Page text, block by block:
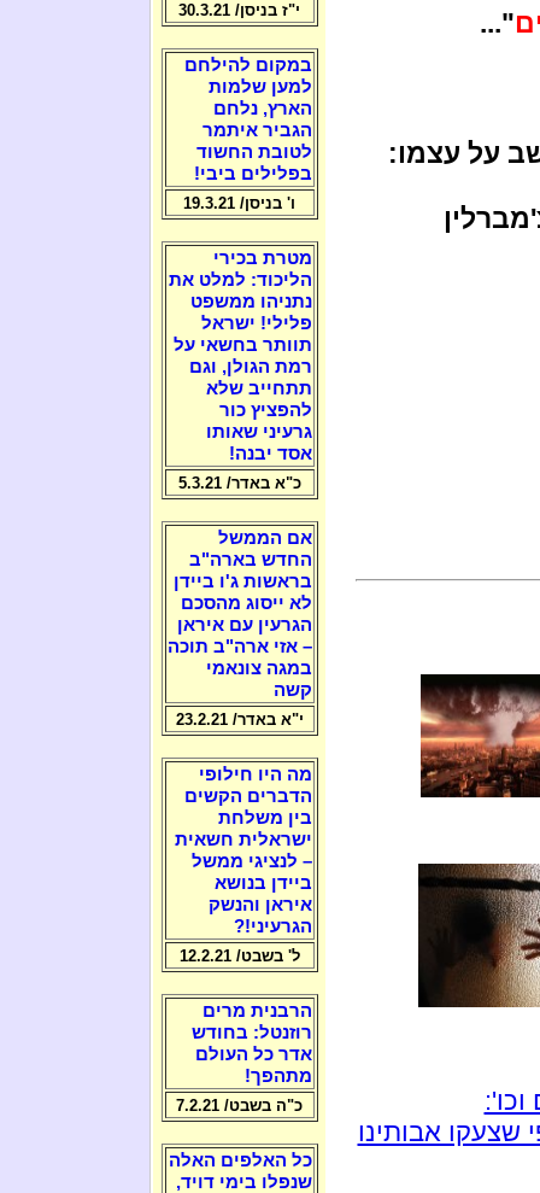
"...
על עצמו:
אבותינו
י"ז בניסן/ 30.3.21
במקום להילחם
למען שלמות
הארץ, נלחם
הגביר איתמר
לטובת החשוד
בפלילים ביבי!
ו' בניסן/ 19.3.21
מטרת בכירי
הליכוד: למלט את
נתניהו ממשפט
פלילי! ישראל
תוותר בחשאי על
רמת הגולן, וגם
תתחייב שלא
להפציץ כור
גרעיני שאותו
אסד יבנה!
כ"א באדר/ 5.3.21
אם הממשל
החדש בארה"ב
בראשות ג'ו ביידן
לא ייסוג מהסכם
הגרעין עם איראן
– אזי ארה"ב תוכה
במגה צונאמי
קשה
י"א באדר/ 23.2.21
מה היו חילופי
הדברים הקשים
בין משלחת
ישראלית חשאית
– לנציגי ממשל
ביידן בנושא
איראן והנשק
הגרעיני!?
ל' בשבט/ 12.2.21
הרבנית מרים
רוזנטל: בחודש
אדר כל העולם
מתהפך!
כ"ה בשבט/ 7.2.21
כל האלפים האלה
שנפלו בימי דויד,